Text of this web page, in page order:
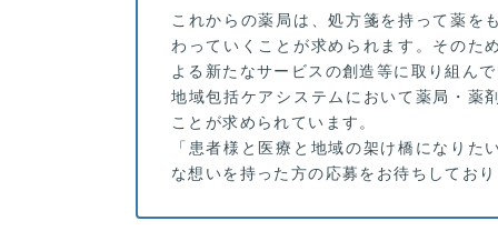
これからの薬局は、処方箋を持って薬を
わっていくことが求められます。そのた
よる新たなサービスの創造等に取り組んで
地域包括ケアシステムにおいて薬局・薬
ことが求められています。
「患者様と医療と地域の架け橋になり
な想いを持った方の応募をお待ちしており